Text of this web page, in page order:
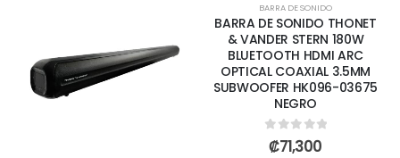
BARRA DE SONIDO
BARRA DE SONIDO THONET
& VANDER STERN 180W
BLUETOOTH HDMI ARC
OPTICAL COAXIAL 3.5MM
SUBWOOFER HK096-03675
NEGRO
0out of 5
₡71,300